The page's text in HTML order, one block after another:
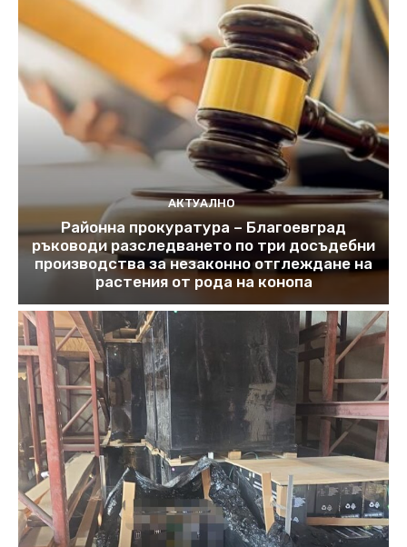
АКТУАЛНО
Районна прокуратура – Благоевград
ръководи разследването по три досъдебни
производства за незаконно отглеждане на
растения от рода на конопа